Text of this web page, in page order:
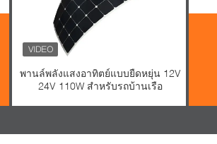
พานล์พลังแสงอาทิตย์แบบยืดหยุ่น 12V
24V 110W สําหรับรถบ้านเรือ